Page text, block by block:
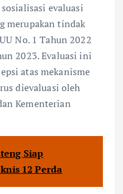
evaluasi
merupakan tindak
No. 1 Tahun 2022
2023. Evaluasi ini
atas mekanisme
dievaluasi oleh
Kementerian
Siap
12 Perda